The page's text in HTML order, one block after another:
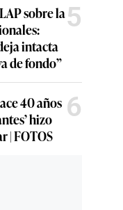
sobre la
intacta
de fondo”
5
40 años
hizo
| FOTOS
6